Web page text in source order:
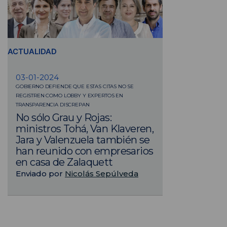
ACTUALIDAD
03-01-2024
GOBIERNO DEFIENDE QUE ESTAS CITAS NO SE
REGISTREN COMO LOBBY Y EXPERTOS EN
TRANSPARENCIA DISCREPAN
No sólo Grau y Rojas:
ministros Tohá, Van Klaveren,
Jara y Valenzuela también se
han reunido con empresarios
en casa de Zalaquett
Enviado por Nicolás Sepúlveda